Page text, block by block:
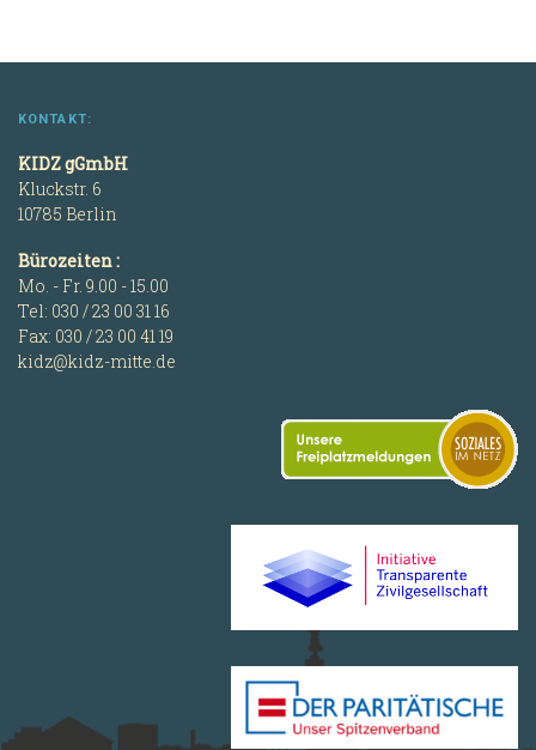
KONTAKT:
KIDZ gGmbH
Kluckstr. 6
10785 Berlin
Bürozeiten :
Mo. - Fr. 9.00 - 15.00
Tel: 030 / 23 00 31 16
Fax: 030 / 23 00 41 19
kidz@kidz-mitte.de